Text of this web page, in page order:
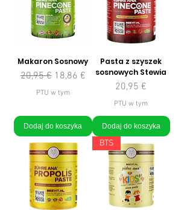
Makaron Sosnowy
Regularna cena
20,95 € Cena rabatowa
18,86 €
PTU w tym
Dodaj do koszyka
Pasta z szyszek
sosnowych Stewia
Cena
20,95 €
PTU w tym
Dodaj do koszyka
BTS